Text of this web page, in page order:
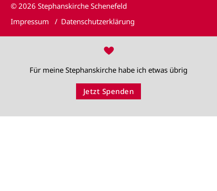
© 2026 Stephanskirche Schenefeld
Impressum
Datenschutzerklärung
♥
Für meine Stephanskirche habe ich etwas übrig
Jetzt Spenden